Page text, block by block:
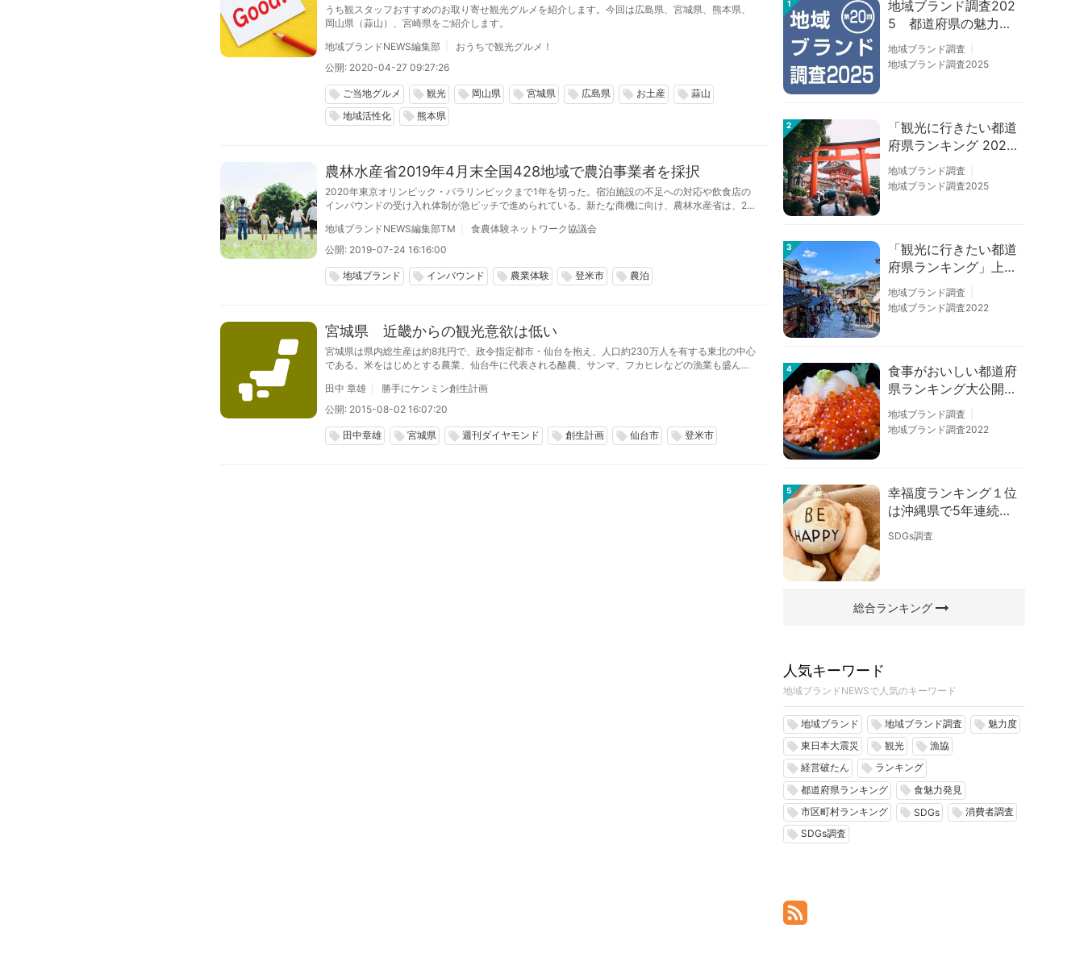
うち観スタッフおすすめのお取り寄せ観光グルメを紹介します。今回は広島県、宮城県、熊本県、
岡山県（蒜山）、宮崎県をご紹介します。
地域ブランドNEWS編集部
おうちで観光グルメ！
公開: 2020-04-27 09:27:26
local_offer ご当地グルメ local_offer 観光 local_offer 岡山県 local_offer 宮城県 local_offer 広島県 local_offer お土産 local_offer 蒜山
local_offer 地域活性化 local_offer 熊本県
農林水産省2019年4月末全国428地域で農泊事業者を採択
2020年東京オリンピック・パラリンピックまで1年を切った。宿泊施設の不足への対応や飲食店の
インバウンドの受け入れ体制が急ピッチで進められている。新たな商機に向け、農林水産省は、202
地域ブランドNEWS編集部TM
食農体験ネットワーク協議会
公開: 2019-07-24 16:16:00
local_offer 地域ブランド local_offer インバウンド local_offer 農業体験 local_offer 登米市 local_offer 農泊
宮城県 近畿からの観光意欲は低い
宮城県は県内総生産は約8兆円で、政令指定都市・仙台を抱え、人口約230万人を有する東北の中心
である。米をはじめとする農業、仙台牛に代表される酪農、サンマ、フカヒレなどの漁業も盛ん
四大観がいずれも三つ星を獲得。
田中 章雄
勝手にケンミン創生計画
公開: 2015-08-02 16:07:20
local_offer 田中章雄 local_offer 宮城県 local_offer 週刊ダイヤモンド local_offer 創生計画 local_offer 仙台市 local_offer 登米市
1
地域ブランド調査202
5 都道府県の魅力度
等調査結果
地域ブランド調査
地域ブランド調査2025
2
「観光に行きたい都道
府県ランキング 202
6」京都は低下、神奈
川上昇
地域ブランド調査
地域ブランド調査2025
3
「観光に行きたい都道
府県ランキング」上位
の順位に変動あり
地域ブランド調査
地域ブランド調査2022
4
食事がおいしい都道府
県ランキング大公開！
１位は北海道、３位は
大阪府、２位は〇〇
地域ブランド調査
地域ブランド調査2022
5
幸福度ランキング１位
は沖縄県で5年連続！
佐賀、愛知が順位上昇
【幸福度調査2026】
SDGs調査
総合ランキングarrow_right_alt
人気キーワード
地域ブランドNEWSで人気のキーワード
local_offer 地域ブランド local_offer 地域ブランド調査 local_offer 魅力度
local_offer 東日本大震災 local_offer 観光 local_offer 漁協
local_offer 経営破たん local_offer ランキング
local_offer 都道府県ランキング local_offer 食魅力発見
local_offer 市区町村ランキング local_offer SDGs local_offer 消費者調査
local_offer SDGs調査